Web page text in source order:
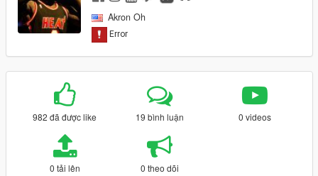
Akron Oh
982 đã được like 19 bình luận 0 videos
0 tải lên 0 theo dõi